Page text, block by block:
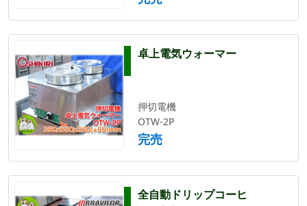
卓上電気ウォーマー
押切電機
OTW-2P
完売
全自動ドリップコーヒ